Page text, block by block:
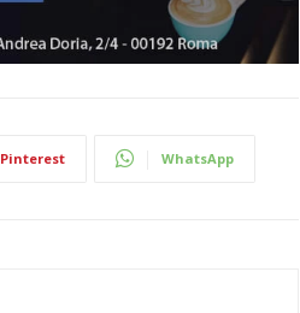
Pinterest WhatsApp